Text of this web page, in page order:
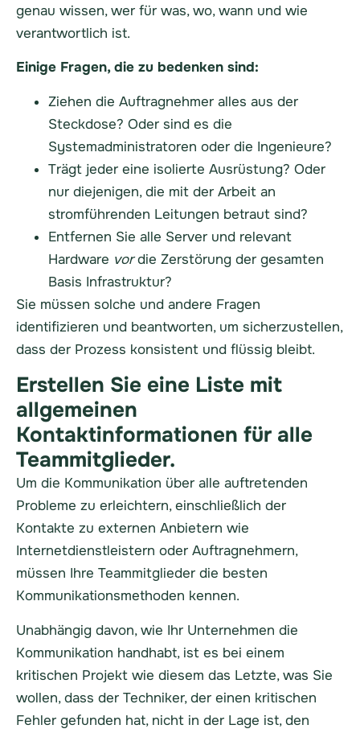
genau wissen, wer für was, wo, wann und wie
verantwortlich ist.
Einige Fragen, die zu bedenken sind:
Ziehen die Auftragnehmer alles aus der
Steckdose? Oder sind es die
Systemadministratoren oder die Ingenieure?
Trägt jeder eine isolierte Ausrüstung? Oder
nur diejenigen, die mit der Arbeit an
stromführenden Leitungen betraut sind?
Entfernen Sie alle Server und relevant
Hardware vordie Zerstörung der gesamten
Basis Infrastruktur?
Sie müssen solche und andere Fragen
identifizieren und beantworten, um sicherzustellen,
dass der Prozess konsistent und flüssig bleibt.
Erstellen Sie eine Liste mit
allgemeinen
Kontaktinformationen für alle
Teammitglieder.
Um die Kommunikation über alle auftretenden
Probleme zu erleichtern, einschließlich der
Kontakte zu externen Anbietern wie
Internetdienstleistern oder Auftragnehmern,
müssen Ihre Teammitglieder die besten
Kommunikationsmethoden kennen.
Unabhängig davon, wie Ihr Unternehmen die
Kommunikation handhabt, ist es bei einem
kritischen Projekt wie diesem das Letzte, was Sie
wollen, dass der Techniker, der einen kritischen
Fehler gefunden hat, nicht in der Lage ist, den